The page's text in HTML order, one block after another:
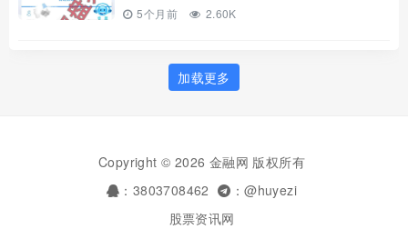
5个月前 2.60K
加载更多
Copyright © 2026 金融网 版权所有
：3803708462
：@huyezi
股票资讯网